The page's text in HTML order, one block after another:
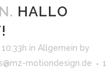
HALLO
in Allgemein by
motiondesign.de
1